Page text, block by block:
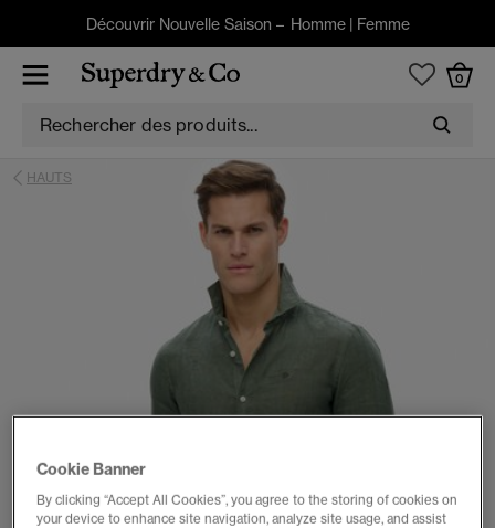
Découvrir Nouvelle Saison – Homme| Femme
0
HAUTS
Cookie Banner
By clicking “Accept All Cookies”, you agree to the storing of cookies on
your device to enhance site navigation, analyze site usage, and assist